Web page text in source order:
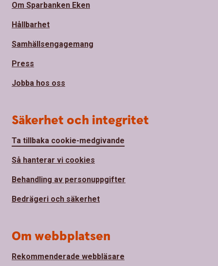
Om Sparbanken Eken
Hållbarhet
Samhällsengagemang
Press
Jobba hos oss
Säkerhet och integritet
Ta tillbaka cookie-medgivande
Så hanterar vi cookies
Behandling av personuppgifter
Bedrägeri och säkerhet
Om webbplatsen
Rekommenderade webbläsare